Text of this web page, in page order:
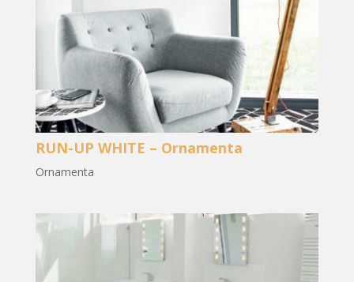
RUN-UP WHITE – Ornamenta
Ornamenta